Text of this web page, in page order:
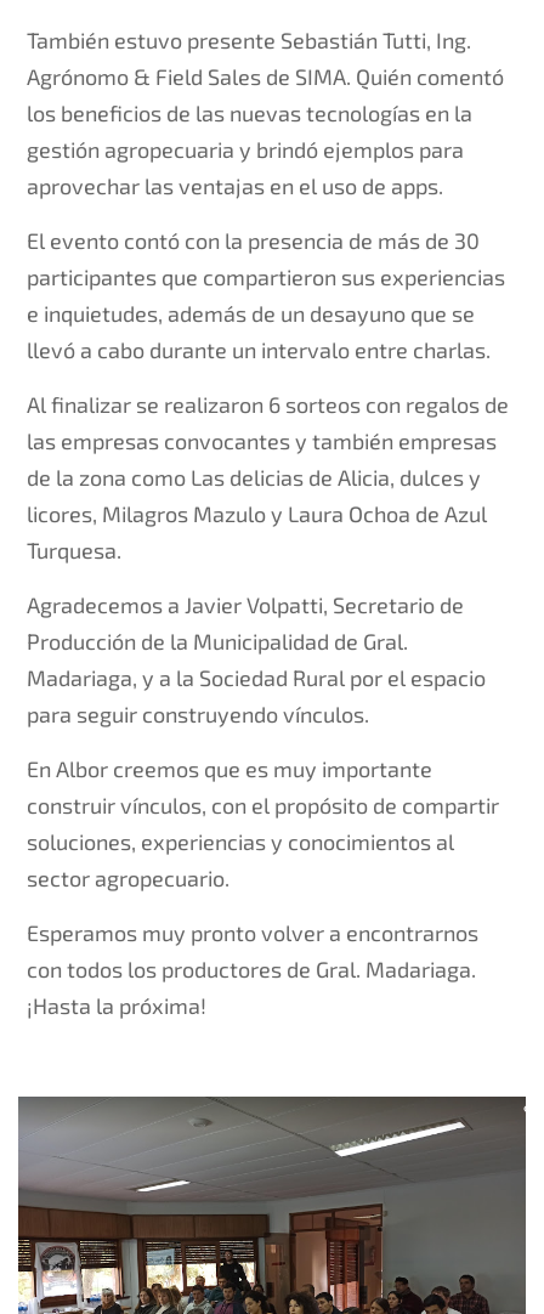
También estuvo presente Sebastián Tutti, Ing.
Agrónomo & Field Sales de SIMA. Quién comentó
los beneficios de las nuevas tecnologías en la
gestión agropecuaria y brindó ejemplos para
aprovechar las ventajas en el uso de apps.
El evento contó con la presencia de más de 30
participantes que compartieron sus experiencias
e inquietudes, además de un desayuno que se
llevó a cabo durante un intervalo entre charlas.
Al finalizar se realizaron 6 sorteos con regalos de
las empresas convocantes y también empresas
de la zona como Las delicias de Alicia, dulces y
licores, Milagros Mazulo y Laura Ochoa de Azul
Turquesa.
Agradecemos a Javier Volpatti, Secretario de
Producción de la Municipalidad de Gral.
Madariaga, y a la Sociedad Rural por el espacio
para seguir construyendo vínculos.
En Albor creemos que es muy importante
construir vínculos, con el propósito de compartir
soluciones, experiencias y conocimientos al
sector agropecuario.
Esperamos muy pronto volver a encontrarnos
con todos los productores de Gral. Madariaga.
¡Hasta la próxima!